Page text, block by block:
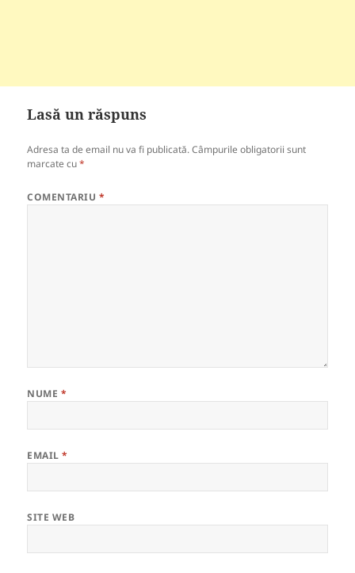
Lasă un răspuns
Adresa ta de email nu va fi publicată. Câmpurile obligatorii sunt
marcate cu*
COMENTARIU *
NUME *
EMAIL*
SITE WEB